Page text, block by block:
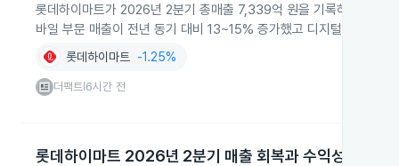
롯데하이마트가 2026년 2분기 총매출 7,339억 원을 기록하고 영업
바일 부문 매출이 전년 동기 대비 13~15% 증가했고 디지털 전환과
롯데하이마트 -1.25%
더팩트 6시간 전
롯데하이마트 2026년 2분기 매출 회복과 수익성 둔화